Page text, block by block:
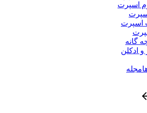
اسپرت
اسپرت
گانه
ادکلن
مجله